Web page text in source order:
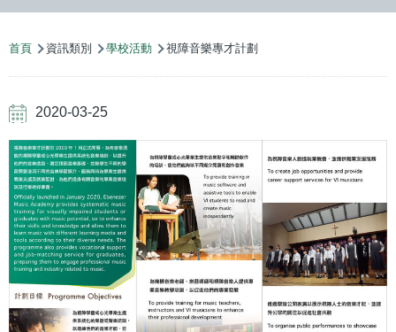
導
結
首頁 資訊類別 學校活動 視障音樂專才計劃
2020-03-25